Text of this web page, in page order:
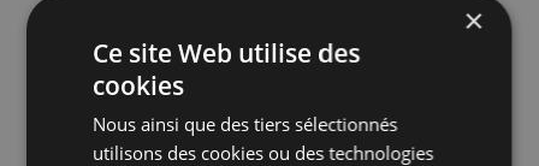
– vous pouvez payer la caution plus tard
FLEXIBILITÉ – annulation gratuite jusqu’à 5 jours
avant votre séjour
COMMODITÉ
– Confirmez avant le 31/12/2023,
économisez jusqu’à 20%
×
Ce site Web utilise des
cookies
Nous ainsi que des tiers sélectionnés
utilisons des cookies ou des technologies